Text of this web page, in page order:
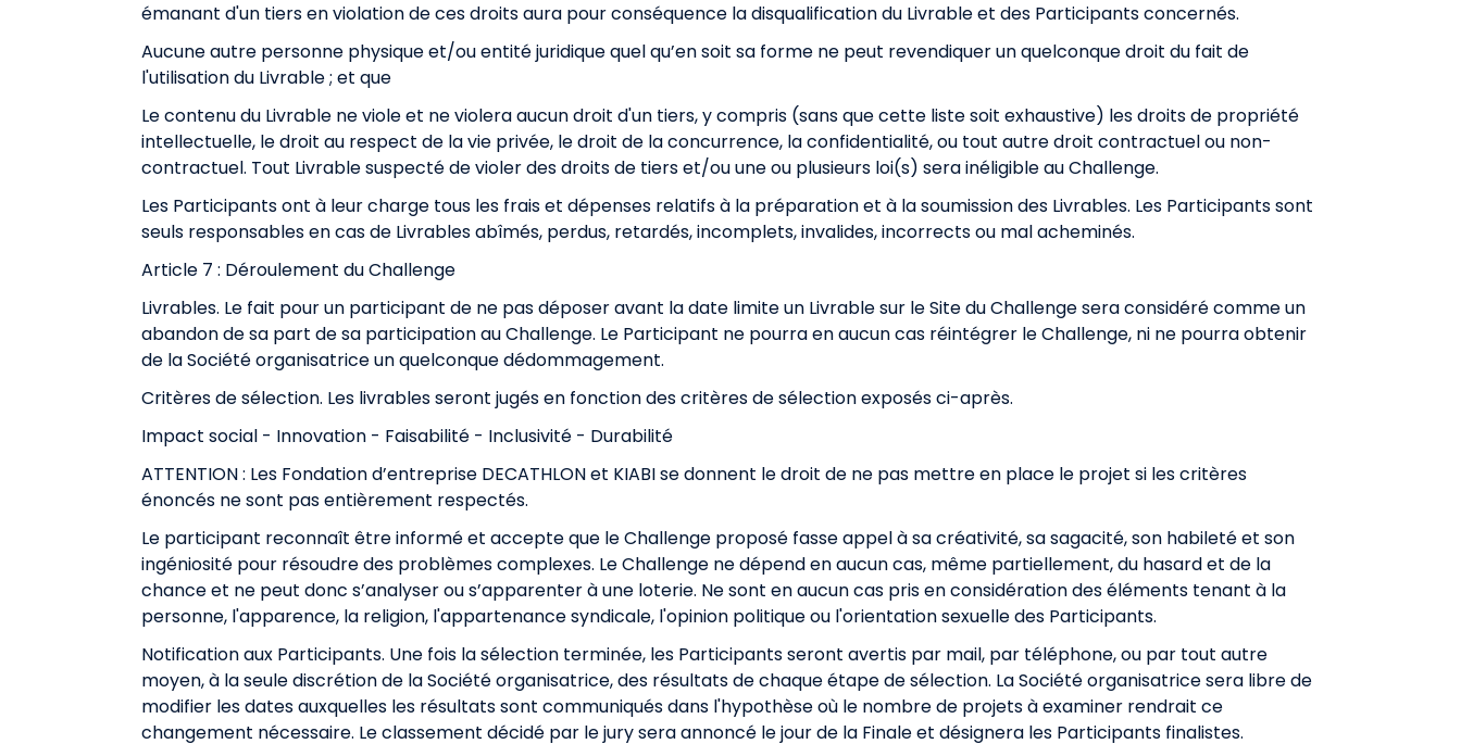
émanant d'un tiers en violation de ces droits aura pour conséquence la disqualification du Livrable et des Participants concernés.
Aucune autre personne physique et/ou entité juridique quel qu’en soit sa forme ne peut revendiquer un quelconque droit du fait de
l'utilisation du Livrable ; et que
Le contenu du Livrable ne viole et ne violera aucun droit d'un tiers, y compris (sans que cette liste soit exhaustive) les droits de propriété
intellectuelle, le droit au respect de la vie privée, le droit de la concurrence, la confidentialité, ou tout autre droit contractuel ou non-
contractuel. Tout Livrable suspecté de violer des droits de tiers et/ou une ou plusieurs loi(s) sera inéligible au Challenge.
Les Participants ont à leur charge tous les frais et dépenses relatifs à la préparation et à la soumission des Livrables. Les Participants sont
seuls responsables en cas de Livrables abîmés, perdus, retardés, incomplets, invalides, incorrects ou mal acheminés.
Article 7 : Déroulement du Challenge
Livrables. Le fait pour un participant de ne pas déposer avant la date limite un Livrable sur le Site du Challenge sera considéré comme un
abandon de sa part de sa participation au Challenge. Le Participant ne pourra en aucun cas réintégrer le Challenge, ni ne pourra obtenir
de la Société organisatrice un quelconque dédommagement.
Critères de sélection. Les livrables seront jugés en fonction des critères de sélection exposés ci-après.
Impact social - Innovation - Faisabilité - Inclusivité - Durabilité
ATTENTION : Les Fondation d’entreprise DECATHLON et KIABI se donnent le droit de ne pas mettre en place le projet si les critères
énoncés ne sont pas entièrement respectés.
Le participant reconnaît être informé et accepte que le Challenge proposé fasse appel à sa créativité, sa sagacité, son habileté et son
ingéniosité pour résoudre des problèmes complexes. Le Challenge ne dépend en aucun cas, même partiellement, du hasard et de la
chance et ne peut donc s’analyser ou s’apparenter à une loterie. Ne sont en aucun cas pris en considération des éléments tenant à la
personne, l'apparence, la religion, l'appartenance syndicale, l'opinion politique ou l'orientation sexuelle des Participants.
Notification aux Participants. Une fois la sélection terminée, les Participants seront avertis par mail, par téléphone, ou par tout autre
moyen, à la seule discrétion de la Société organisatrice, des résultats de chaque étape de sélection. La Société organisatrice sera libre de
modifier les dates auxquelles les résultats sont communiqués dans l'hypothèse où le nombre de projets à examiner rendrait ce
changement nécessaire. Le classement décidé par le jury sera annoncé le jour de la Finale et désignera les Participants finalistes.